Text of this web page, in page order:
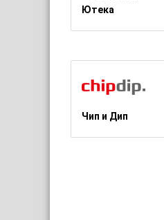
Ютека
Чип и Дип